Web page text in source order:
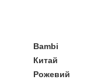
Bambi
Китай
Рожевий